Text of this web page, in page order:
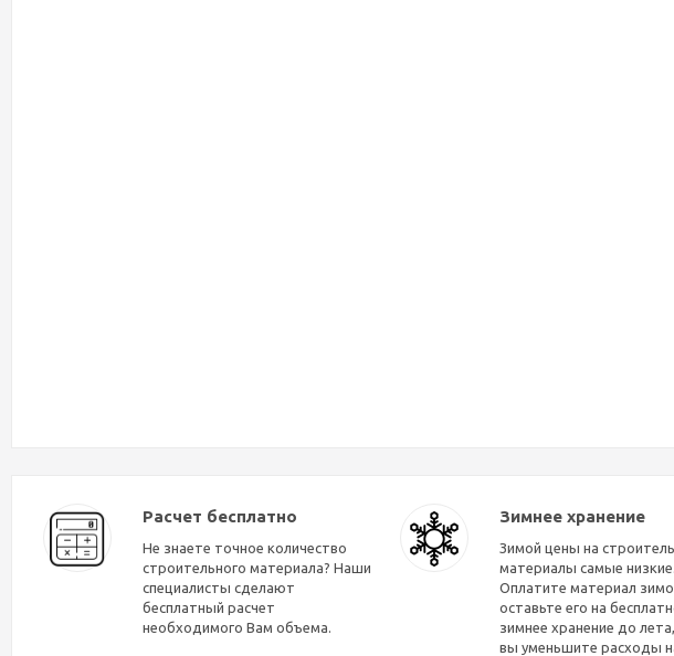
Расчет бесплатно
Не знаете точное количество
строительного материала? Наши
специалисты сделают
бесплатный расчет
необходимого Вам объема.
Зимнее хранение
Зимой цены на
материалы самые низкие.
Оплатите материал
оставьте его на
зимнее хранение до
вы уменьшите расходы